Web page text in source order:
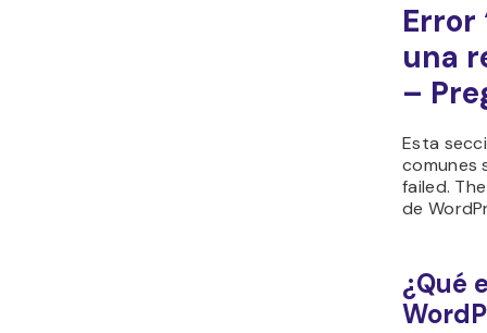
Error
una
–
Esta
comunes
failed.
de
¿Qué